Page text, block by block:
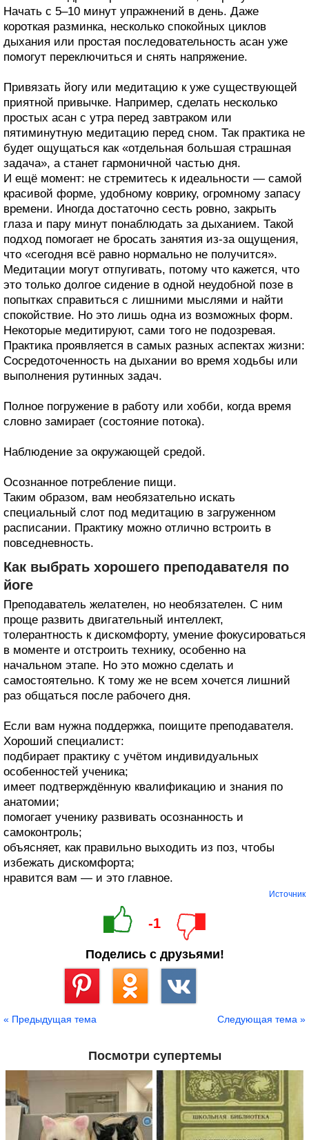
Начать с 5–10 минут упражнений в день. Даже
короткая разминка, несколько спокойных циклов
дыхания или простая последовательность асан уже
помогут переключиться и снять напряжение.
Привязать йогу или медитацию к уже существующей
приятной привычке. Например, сделать несколько
простых асан с утра перед завтраком или
пятиминутную медитацию перед сном. Так практика не
будет ощущаться как «отдельная большая страшная
задача», а станет гармоничной частью дня.
И ещё момент: не стремитесь к идеальности — самой
красивой форме, удобному коврику, огромному запасу
времени. Иногда достаточно сесть ровно, закрыть
глаза и пару минут понаблюдать за дыханием. Такой
подход помогает не бросать занятия из-за ощущения,
что «сегодня всё равно нормально не получится».
Медитации могут отпугивать, потому что кажется, что
это только долгое сидение в одной неудобной позе в
попытках справиться с лишними мыслями и найти
спокойствие. Но это лишь одна из возможных форм.
Некоторые медитируют, сами того не подозревая.
Практика проявляется в самых разных аспектах жизни:
Сосредоточенность на дыхании во время ходьбы или
выполнения рутинных задач.
Полное погружение в работу или хобби, когда время
словно замирает (состояние потока).
Наблюдение за окружающей средой.
Осознанное потребление пищи.
Таким образом, вам необязательно искать
специальный слот под медитацию в загруженном
расписании. Практику можно отлично встроить в
повседневность.
Как выбрать хорошего преподавателя по
йоге
Преподаватель желателен, но необязателен. С ним
проще развить двигательный интеллект,
толерантность к дискомфорту, умение фокусироваться
в моменте и отстроить технику, особенно на
начальном этапе. Но это можно сделать и
самостоятельно. К тому же не всем хочется лишний
раз общаться после рабочего дня.
Если вам нужна поддержка, поищите преподавателя.
Хороший специалист:
подбирает практику с учётом индивидуальных
особенностей ученика;
имеет подтверждённую квалификацию и знания по
анатомии;
помогает ученику развивать осознанность и
самоконтроль;
объясняет, как правильно выходить из поз, чтобы
избежать дискомфорта;
нравится вам — и это главное.
Источник
-1
Поделись с друзьями!
« Предыдущая тема Следующая тема »
Посмотри супертемы